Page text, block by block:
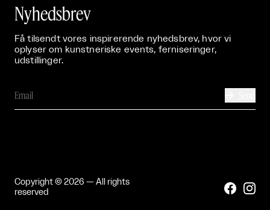
Nyhedsbrev
Få tilsendt vores inspirerende nyhedsbrev, hvor vi
oplyser om kunstneriske events, ferniseringer,
udstillinger.
Copyright © 2026 — All rights
reserved
 